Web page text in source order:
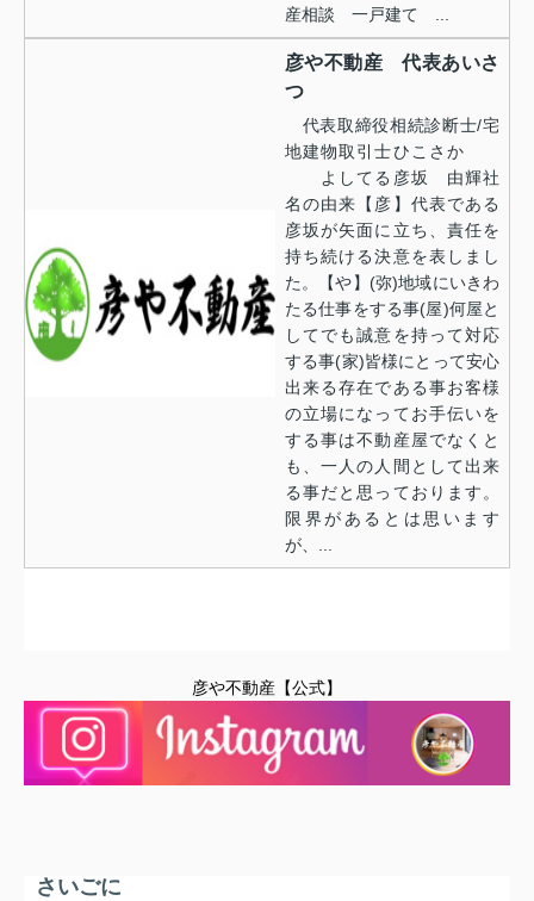
産相談 一戸建て ...
彦や不動産 代表あいさ
つ
代表取締役相続診断士/宅
地建物取引士ひこさか
よしてる彦坂 由輝社
名の由来【彦】代表である
彦坂が矢面に立ち、責任を
持ち続ける決意を表しまし
た。【や】(弥)地域にいきわ
たる仕事をする事(屋)何屋と
してでも誠意を持って対応
する事(家)皆様にとって安心
出来る存在である事お客様
の立場になってお手伝いを
する事は不動産屋でなくと
も、一人の人間として出来
る事だと思っております。
限界があるとは思います
が、...
彦や不動産【公式】
さいごに